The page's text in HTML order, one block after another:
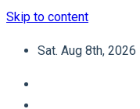
Skip to content
Sat. Aug 8th, 2026